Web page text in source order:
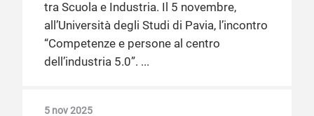
tra Scuola e Industria. Il 5 novembre,
all’Università degli Studi di Pavia, l’incontro
“Competenze e persone al centro
dell’industria 5.0”.
5 nov 2025